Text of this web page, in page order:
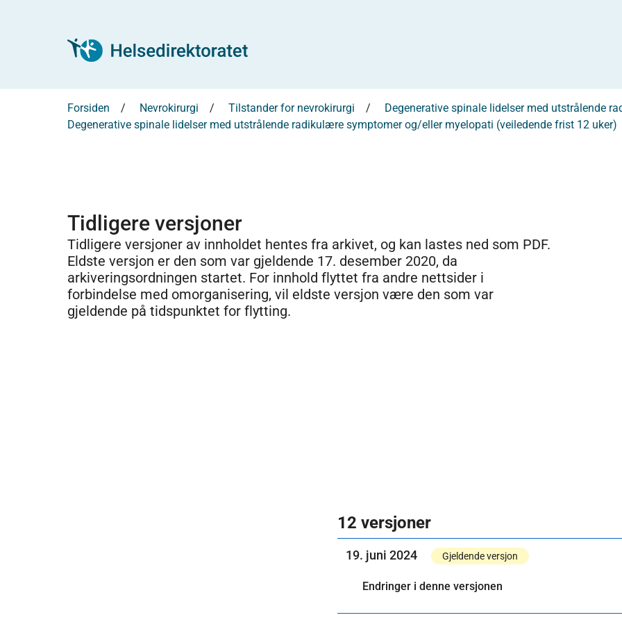
Forsiden Nevrokirurgi Tilstander for nevrokirurgi
Degenerative spinale lidelser med utstrålende
Degenerative spinale lidelser med utstrålende radikulære symptomer og/eller myelopati (veiledende frist 12 uker)
Tidligere versjoner
Tidligere versjoner av innholdet hentes fra arkivet, og kan lastes ned som PDF.
Eldste versjon er den som var gjeldende 17. desember 2020, da
arkiveringsordningen startet. For innhold flyttet fra andre nettsider i
forbindelse med omorganisering, vil eldste versjon være den som var
gjeldende på tidspunktet for flytting.
12 versjoner
19. juni 2024 Gjeldende versjon
Endringer i denne versjonen